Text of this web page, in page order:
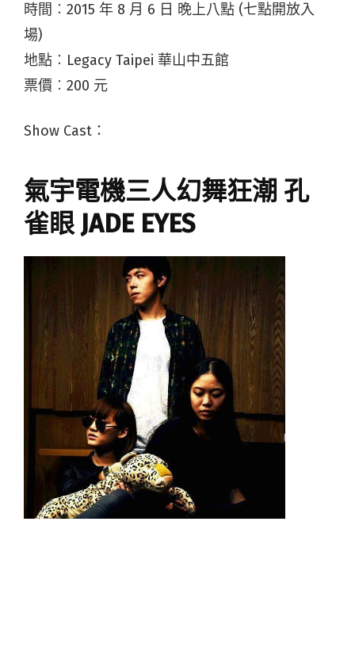
時間︰2015 年 8 月 6 日 晚上八點 (七點開放入
場)
地點︰Legacy Taipei 華山中五館
票價︰200 元
Show Cast：
氣宇電機三人幻舞狂潮 孔
雀眼 JADE EYES